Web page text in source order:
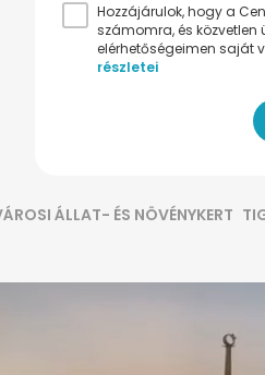
Hozzájárulok, hogy a
számomra, és
elérhetőségeimen saját
részletei
ÁLLAT- ÉS NÖVÉNYKERT